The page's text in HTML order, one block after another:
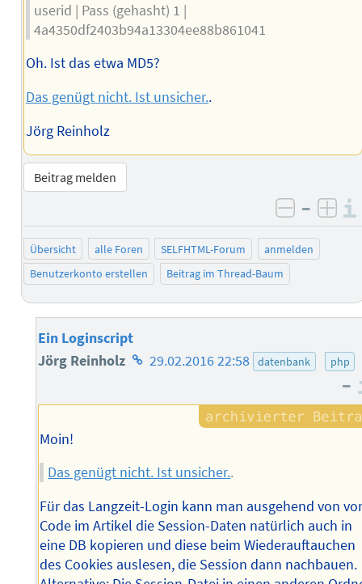
userid | Pass (gehasht) 1 |
4a4350df2403b94a13304ee88b861041
Oh. Ist das etwa MD5?
Das genügt nicht. Ist unsicher..
Jörg Reinholz
Beitrag melden
negativ
–
Übersicht alle Foren SELFHTML-Forum
anmelden
Benutzerkonto erstellen
Beitrag im Thread-Baum
Ein Loginscript
Jörg Reinholz Homepage
Autors
29.02.2016 22:58 datenbank php
–
Moin!
Das genügt nicht. Ist unsicher..
Für das Langzeit-Login kann man ausgehend von
Code im Artikel die Session-Daten natürlich auch in
eine DB kopieren und diese beim Wiederauftauchen
des Cookies auslesen, die Session dann nachbauen.